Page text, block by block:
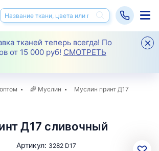
тканей теперь всегда! По
от 15 000 руб! СМОТРЕТЬ
🌈 Муслин Муслин принт Д17
Д17 сливочный
Артикул: 3282 D17